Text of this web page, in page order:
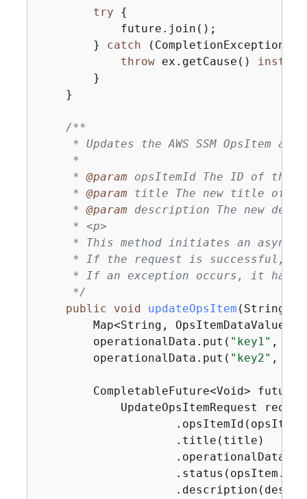
try
{
            future.join();
        }
catch (CompletionException
throw ex.getCause()
        }
    }
/**
* Updates the AWS SSM OpsItem
     *
     *
@param opsItemId The ID of the
     *
@param title The new title of the
     *
@param description The new
     * <p>
* This method initiates an
* If the request is successful,
* If an exception occurs, it
     */
public
void updateOpsItem (String
Map<String, OpsItemDataValue>
        operationalData.put(
"key1" ,
        operationalData.put(
"key2" ,
CompletableFuture<Void>
UpdateOpsItemRequest
                    .title(title)